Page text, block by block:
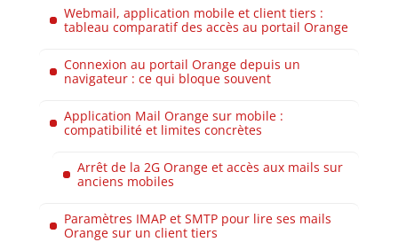
Webmail, application mobile et client tiers :
tableau comparatif des accès au portail Orange
Connexion au portail Orange depuis un
navigateur : ce qui bloque souvent
Application Mail Orange sur mobile :
compatibilité et limites concrètes
Arrêt de la 2G Orange et accès aux mails sur
anciens mobiles
Paramètres IMAP et SMTP pour lire ses mails
Orange sur un client tiers